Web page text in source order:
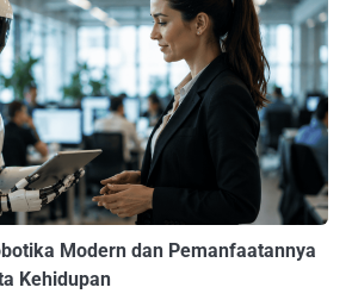
Modern dan Pemanfaatannya
Kehidupan